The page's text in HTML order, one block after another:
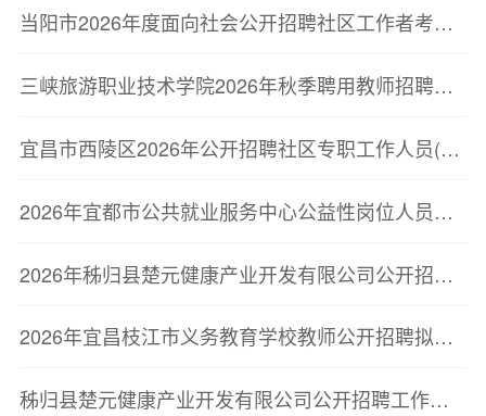
当阳市2026年度面向社会公开招聘社区工作者考试综合成绩、参加体检及纳入专职社区工作者后备人才库人员公告
三峡旅游职业技术学院2026年秋季聘用教师招聘公告
宜昌市西陵区2026年公开招聘社区专职工作人员(网格员)体检公告
2026年宜都市公共就业服务中心公益性岗位人员招聘公告
2026年秭归县楚元健康产业开发有限公司公开招聘人员面试成绩公告
2026年宜昌枝江市义务教育学校教师公开招聘拟聘用人员公示公告
秭归县楚元健康产业开发有限公司公开招聘工作人员笔试成绩公告